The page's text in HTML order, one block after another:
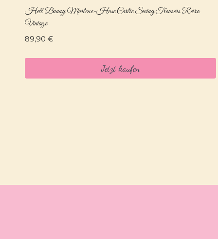
Hell Bunny Marlene-Hose Carlie Swing Trousers Retro
Vintage
89,90 €
Jetzt kaufen